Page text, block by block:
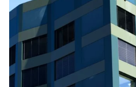
Referenzen
Bauherrenberatung
Immobilienberatung
Unternehmensberatung
Publikationen